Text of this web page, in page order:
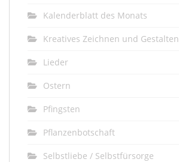
Kalenderblatt des Monats
Kreatives Zeichnen und Gestalten
Lieder
Ostern
Pfingsten
Pflanzenbotschaft
Selbstliebe / Selbstfürsorge